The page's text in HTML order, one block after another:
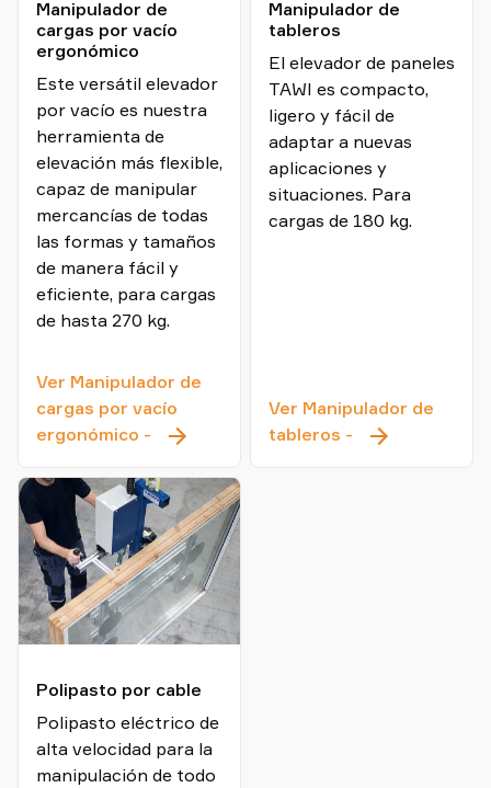
Manipulador de
cargas por vacío
ergonómico
Este versátil elevador
por vacío es nuestra
herramienta de
elevación más flexible,
capaz de manipular
mercancías de todas
las formas y tamaños
de manera fácil y
eficiente, para cargas
de hasta 270 kg.
Ver Manipulador de
cargas por vacío
ergonómico -
Manipulador
cargas
por
vacío
ergonómico
Manipulador de
tableros
El elevador de paneles
TAWI es compacto,
ligero y fácil de
adaptar a nuevas
aplicaciones y
situaciones. Para
cargas de 180 kg.
Ver Manipulador de
tableros -
Manipulador
Polipasto por cable
Polipasto eléctrico de
alta velocidad para la
manipulación de todo